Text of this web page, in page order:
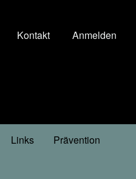
Kontakt Anmelden
Links Prävention